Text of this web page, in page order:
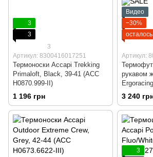
3
3
3
Артикул: 8300416017251
Термоноски Accapi Trekking
Primaloft, Black, 39-41 (ACC
H0870.999-II)
1 196 грн
Видео
−30%
Артикул:
рукавом
XL/XXL
3 240
3